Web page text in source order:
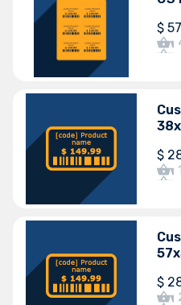
$
$
1
$
15.0
14.0
Версії Odoo
14.0
Версії Odoo
15.0